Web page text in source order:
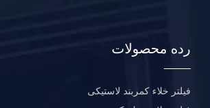
رده محصولات
فیلتر خلاء کمربند لاستیکی